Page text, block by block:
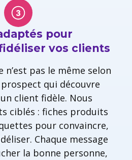
pour
vos clients
n’est pas le même selon
prospect qui découvre
client fidèle. Nous
ciblés : fiches produits
pour convaincre,
Chaque message
la bonne personne,